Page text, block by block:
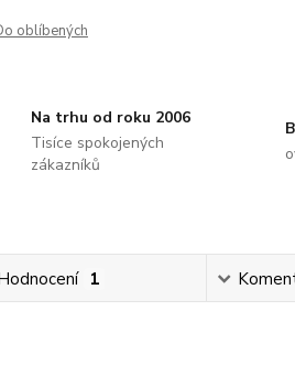
oblíbených
Na trhu od roku 2006
Tisíce spokojených
zákazníků
1